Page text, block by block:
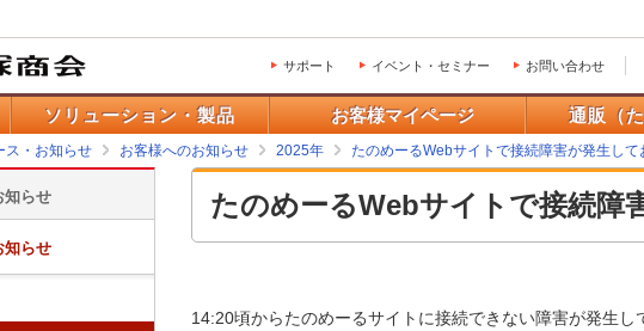
サポート イベント・セミナー お問い合わせ
ソリューション・製品 お客様マイページ 通販（
ス・お知らせ お客様へのお知らせ 2025年 たのめーるWebサイトで接続障害が発生して
たのめーるWebサイトで接続障
14:20頃からたのめーるサイトに接続できない障害が発生し
知らせ
知らせ